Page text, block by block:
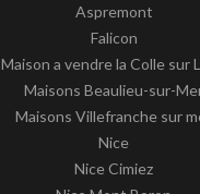
Aspremont
Falicon
Maison a vendre la Colle sur
Maisons Beaulieu-sur-
Maisons Villefranche sur
Nice
Nice Cimiez